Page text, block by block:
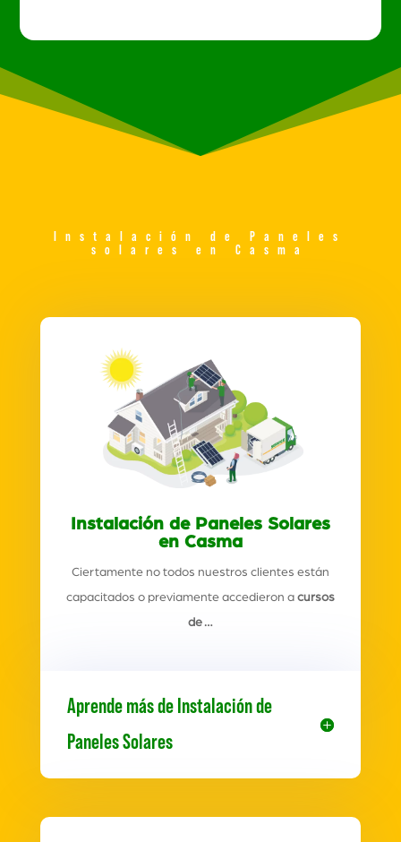
Instalación de Paneles
solares en Casma
Instalación de Paneles Solares
en Casma
Ciertamente no todos nuestros clientes están
capacitados o previamente accedieron a cursos
de …
Aprende más de Instalación de
Paneles Solares